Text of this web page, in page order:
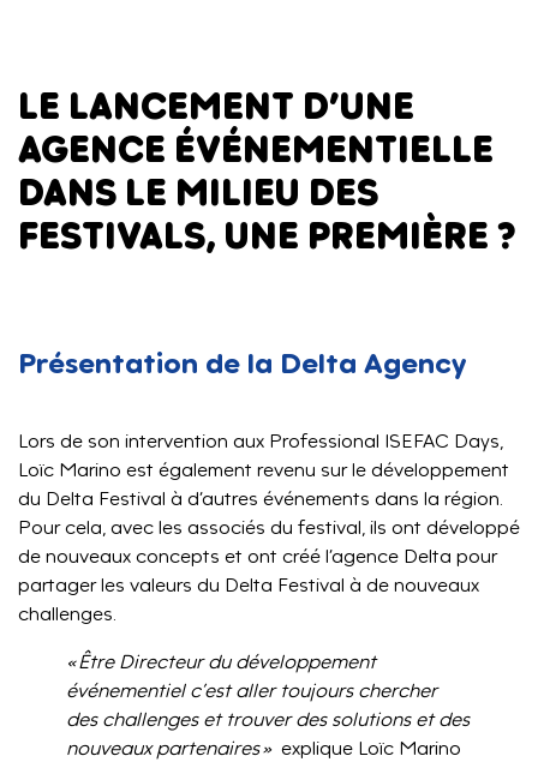
LE LANCEMENT D’UNE
AGENCE ÉVÉNEMENTIELLE
DANS LE MILIEU DES
FESTIVALS, UNE PREMIÈRE ?
Présentation de la Delta Agency
Lors de son intervention aux Professional ISEFAC Days,
Loïc Marino est également revenu sur le développement
du Delta Festival à d’autres événements dans la région.
Pour cela, avec les associés du festival, ils ont développé
de nouveaux concepts et ont créé l’agence Delta pour
partager les valeurs du Delta Festival à de nouveaux
challenges.
« Être Directeur du développement
événementiel c’est aller toujours chercher
des challenges et trouver des solutions et des
nouveaux partenaires » explique Loïc Marino